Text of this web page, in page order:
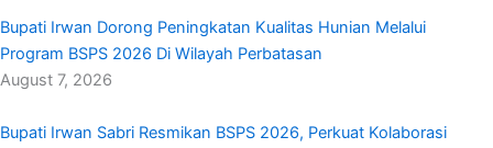
Bupati Irwan Dorong Peningkatan Kualitas Hunian Melalui
Program BSPS 2026 Di Wilayah Perbatasan
August 7, 2026
Bupati Irwan Sabri Resmikan BSPS 2026, Perkuat Kolaborasi